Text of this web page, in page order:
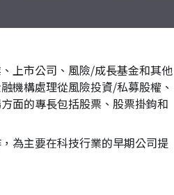
上市公司、風險/成長基金和其他
機構處理從風險投資/私募股權、
面的專長包括股票、股票掛鉤和
為主要在科技行業的早期公司提